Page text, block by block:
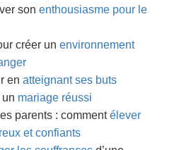
son enthousiasme pour le
créer un environnement
en atteignant ses buts
mariage réussi
parents : commentélever
et confiants